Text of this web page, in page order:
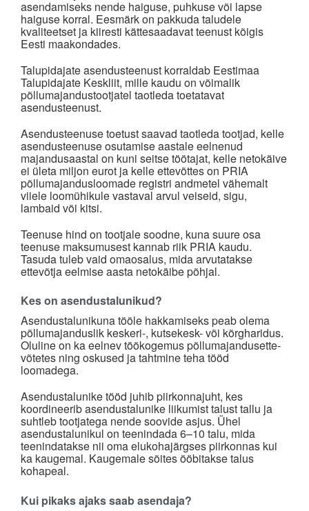
asendamiseks nende haiguse, puhkuse või lapse
haiguse korral. Eesmärk on pakkuda taludele
kvaliteetset ja kiiresti kättesaadavat teenust kõigis
Eesti maakondades.
Talupidajate asendusteenust korraldab Eestimaa
Talupidajate Keskliit, mille kaudu on võimalik
põllumajandustootjatel taotleda toetatavat
asendusteenust.
Asendusteenuse toetust saavad taotleda tootjad, kelle
asendusteenuse osutamise aastale eelnenud
majandusaastal on kuni seitse töötajat, kelle netokäive
ei ületa miljon eurot ja kelle ettevõttes on PRIA
põllumajandusloomade registri andmetel vähemalt
viiele loomühikule vastaval arvul veiseid, sigu,
lambaid või kitsi.
Teenuse hind on tootjale soodne, kuna suure osa
teenuse maksumusest kannab riik PRIA kaudu.
Tasuda tuleb vaid omaosalus, mida arvutatakse
ettevõtja eelmise aasta netokäibe põhjal.
Kes on asendustalunikud?
Asendustalunikuna tööle hakkamiseks peab olema
põllumajanduslik keskeri-, kutsekesk- või kõrgharidus.
Oluline on ka eelnev töökogemus põllumajandusette­
võtetes ning oskused ja tahtmine teha tööd
loomadega.
Asendustalunike tööd juhib piirkonnajuht, kes
koordineerib asendustalunike liikumist talust tallu ja
suhtleb tootjatega nende soovide asjus. Ühel
asendustalunikul on teenindada 6–10 talu, mida
teenindatakse nii oma elukohajärgses piirkonnas kui
ka kaugemal. Kaugemale sõites ööbitakse talus
kohapeal.
Kui pikaks ajaks saab asendaja?